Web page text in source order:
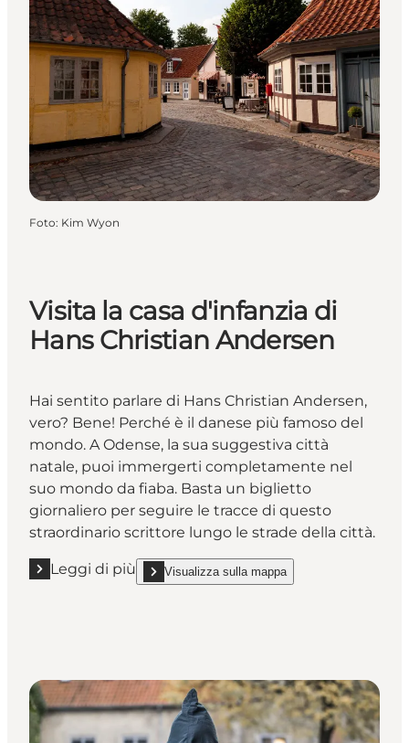
Foto: Kim Wyon
Visita la casa d'infanzia di
Hans Christian Andersen
Hai sentito parlare di Hans Christian Andersen,
vero? Bene! Perché è il danese più famoso del
mondo. A Odense, la sua suggestiva città
natale, puoi immergerti completamente nel
suo mondo da fiaba. Basta un biglietto
giornaliero per seguire le tracce di questo
straordinario scrittore lungo le strade della città.
Leggi di più
Leggi di più "Visita la casa d'infanzia di Hans
Visualizza sulla mappa
show Visita la casa d'infanzia di Hans Christian